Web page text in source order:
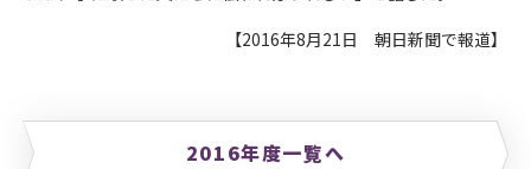
【2016年8月21日 朝日新聞で報道】
2016年度一覧へ